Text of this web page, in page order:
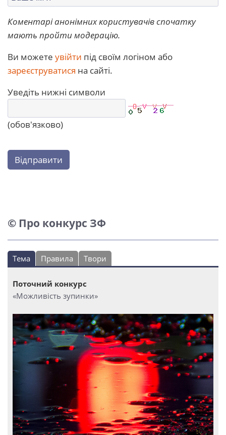
Коментарі анонімних користувачів спочатку
мають пройти модерацію.
Ви можете увійти під своїм логіном або
зареєструватися на сайті.
Уведіть нижні символи
(обов'язково)
Відправити
© Про конкурс ЗФ
Тема Правила Твори
Поточний конкурс
«Можливість зупинки»